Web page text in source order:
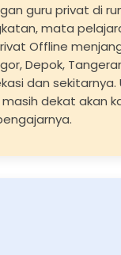
guru privat di
mata
Offline
Depok,
dan sekitarnya.
dekat akan